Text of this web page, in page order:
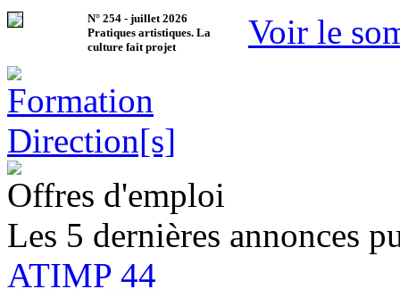
N° 254 - juillet 2026
Pratiques artistiques. La
culture fait projet
Voir le
Offres d'emploi
Les 5 dernières annonces
ATIMP 44